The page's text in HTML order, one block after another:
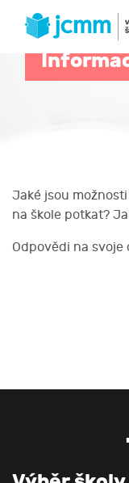
Jaké jsou
na škole potkat?
Odpovědi na